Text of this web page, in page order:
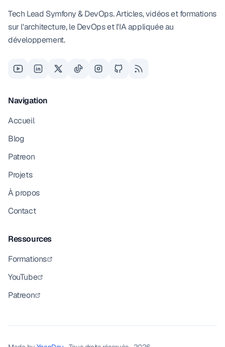
Tech Lead Symfony & DevOps. Articles, vidéos et formations
sur l'architecture, le DevOps et l'IA appliquée au
développement.
Navigation
Accueil
Blog
Patreon
Projets
À propos
Contact
Ressources
Formations
YouTube
Patreon